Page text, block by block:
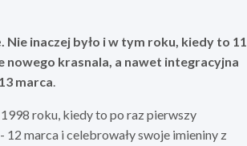
inaczej było i w tym roku, kiedy to 11
nowego krasnala, a nawet integracyjna
marca.
roku, kiedy to po raz pierwszy
12 marca i celebrowały swoje imieniny z